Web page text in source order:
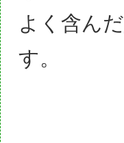
よく含んだ
す。